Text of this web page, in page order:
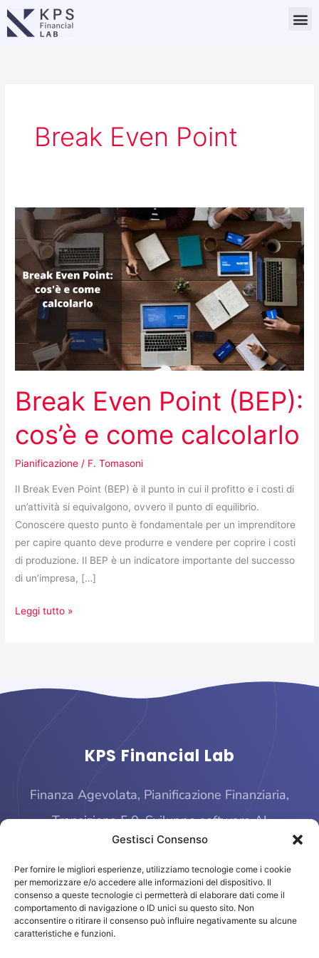
Gestisci Consenso
Per fornire le migliori esperienze, utilizziamo tecnologie come i cookie
per memorizzare e/o accedere alle informazioni del dispositivo. Il
consenso a queste tecnologie ci permetterà di elaborare dati come il
comportamento di navigazione o ID unici su questo sito. Non
acconsentire o ritirare il consenso può influire negativamente su alcune
caratteristiche e funzioni.
Vai
Break Even Point
Break Even Point (BEP):
cos’è e come calcolarlo
Pianificazione / F. Tomasoni
Il Break Even Point (BEP) è il punto in cui il profitto e i costi di
un’attività si equivalgono, ovvero il punto di equilibrio.
Conoscere questo punto è fondamentale per un imprenditore
per capire quanto deve produrre e vendere per coprire i costi
di produzione. Il BEP è un indicatore importante del successo
di un’impresa, […]
Break
Even
Point
(BEP):
cos’è
e
come
calcolarlo
Leggi tutto »
KPS Financial Lab
Finanza Agevolata, Pianificazione Finanziaria,
Transizione 5.0, Sviluppo software AI